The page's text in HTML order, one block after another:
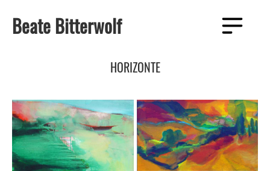
Beate Bitterwolf
HORIZONTE